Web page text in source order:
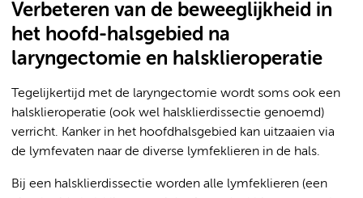
Verbeteren van de beweeglijkheid in
het hoofd-halsgebied na
laryngectomie en halsklieroperatie
Tegelijkertijd met de laryngectomie wordt soms ook een
halsklieroperatie (ook wel halsklierdissectie genoemd)
verricht. Kanker in het hoofdhalsgebied kan uitzaaien via
de lymfevaten naar de diverse lymfeklieren in de hals.
Bij een halsklierdissectie worden alle lymfeklieren (een